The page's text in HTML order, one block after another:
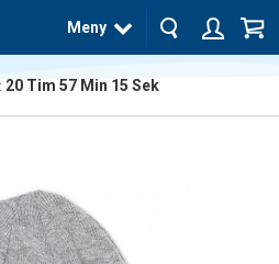
Meny
20 Tim 57 Min 15 Sek